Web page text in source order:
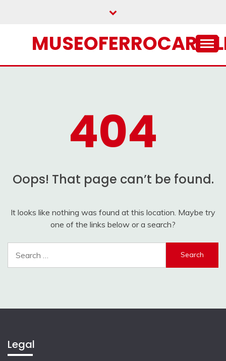
404
Oops! That page can’t be found.
It looks like nothing was found at this location. Maybe try
one of the links below or a search?
Legal